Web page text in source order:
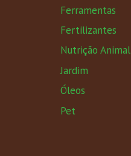
Ferramentas
Fertilizantes
Nutrição Animal
Jardim
Óleos
Pet